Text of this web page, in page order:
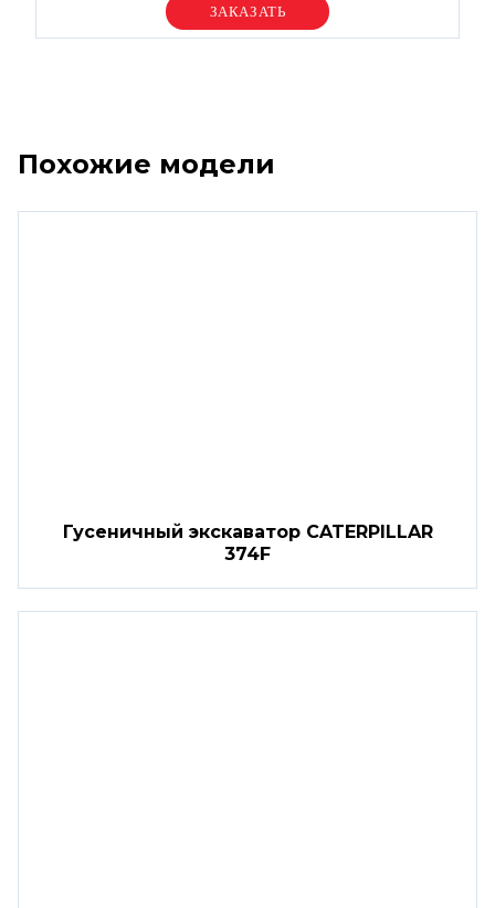
Уточняйте цену
Похожие модели
Гусеничный экскаватор CATERPILLAR
374F